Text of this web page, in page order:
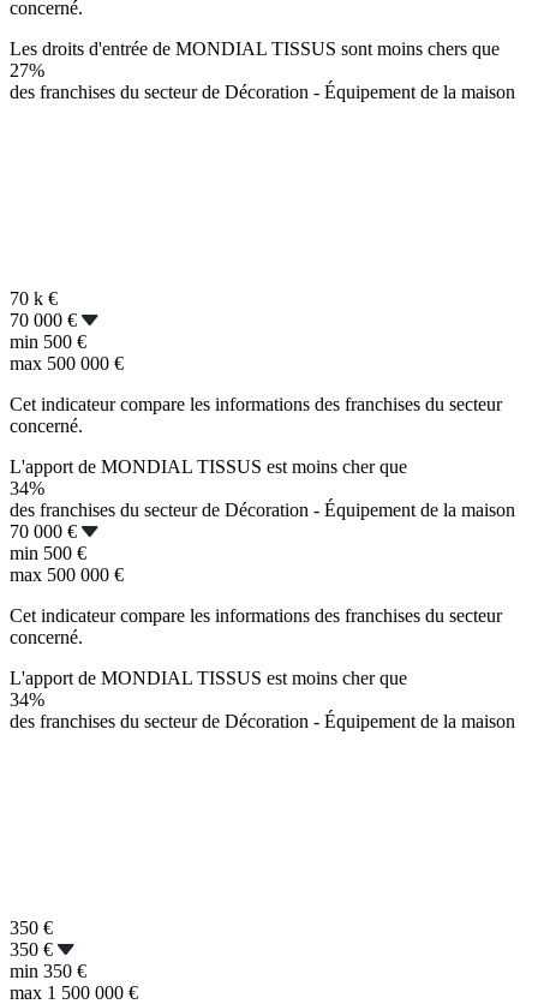
concerné.
Les droits d'entrée de MONDIAL TISSUS sont moins chers que
27%
des franchises du secteur de Décoration - Équipement de la maison
70 k €
70 000 €
min 500 €
max 500 000 €
Cet indicateur compare les informations des franchises du secteur
concerné.
L'apport de MONDIAL TISSUS est moins cher que
34%
des franchises du secteur de Décoration - Équipement de la maison
70 000 €
min 500 €
max 500 000 €
Cet indicateur compare les informations des franchises du secteur
concerné.
L'apport de MONDIAL TISSUS est moins cher que
34%
des franchises du secteur de Décoration - Équipement de la maison
350 €
350 €
min 350 €
max 1 500 000 €